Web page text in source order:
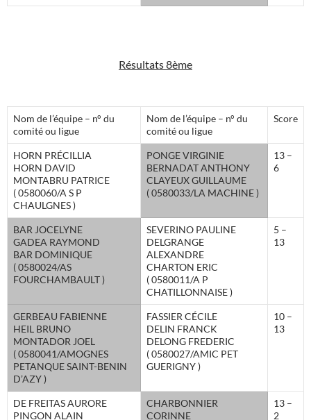
Résultats 8ème
Nom de l’équipe – n° du
comité ou ligue
Nom de l’équipe – n° du
comité ou ligue
Score
HORN PRÉCILLIA
HORN DAVID
MONTABRU PATRICE
( 0580060/A S P
CHAULGNES )
PONGE VIRGINIE
BERNADAT ANTHONY
CLAYEUX GUILLAUME
( 0580033/LA MACHINE )
13 –
6
BAR JOCELYNE
GADEA RAYMOND
BAR DOMINIQUE
( 0580024/AS
FOURCHAMBAULT )
SEVERINO PAULINE
DELGRANGE
ALEXANDRE
CHARTON ERIC
( 0580011/A P
CHATILLONNAISE )
5 –
13
GERBEAU FABIENNE
HEIL BRUNO
MONTADOR JOEL
( 0580041/AMOGNES
PETANQUE SAINT-BENIN
D’AZY )
FASSIER CÉCILE
DELIN FRANCK
DELONG FREDERIC
( 0580027/AMIC PET
GUERIGNY )
10 –
13
DE FREITAS AURORE
PINGON ALAIN
CHARBONNIER
CORINNE
13 –
2